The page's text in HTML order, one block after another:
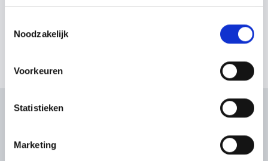
Informatie verzamelen over uw geografische locatie,
Uw apparaat identificeren door het actief te scannen
op specifieke eigenschappen (fingerprinting)
verwerkt en stel uw voorkeuren in het
detailgedeelte in.
Noodzakelijk
Voorkeuren
Statistieken
Marketing